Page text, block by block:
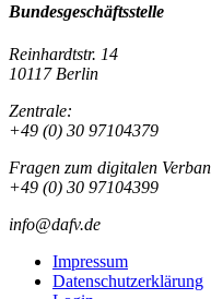
Bundesgeschäftsstelle
Reinhardtstr. 14
10117 Berlin
Zentrale:
+49 (0) 30 97104379
Fragen zum digitalen
+49 (0) 30 97104399
info@dafv.de
Impressum
Datenschutzerklärung